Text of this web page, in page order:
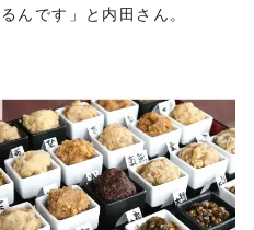
んです」と内田さん。